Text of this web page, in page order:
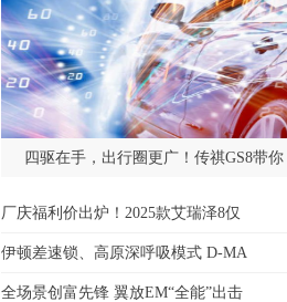
四驱在手，出行圈更广！传祺GS8带你
厂庆福利价出炉！2025款艾瑞泽8仅
伊顿差速锁、高原深呼吸模式 D-MA
全场景创富先锋 翼放EM“全能”出击